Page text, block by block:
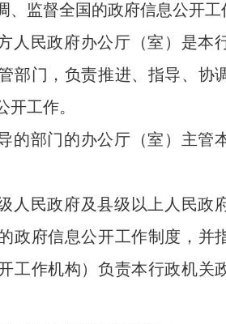
、监督全国的政府信息公开工
人民政府办公厅（室）是本
部门，负责推进、指导、协
开工作。
的部门的办公厅（室）主管
人民政府及县级以上人民政
政府信息公开工作制度，并
工作机构）负责本行政机关